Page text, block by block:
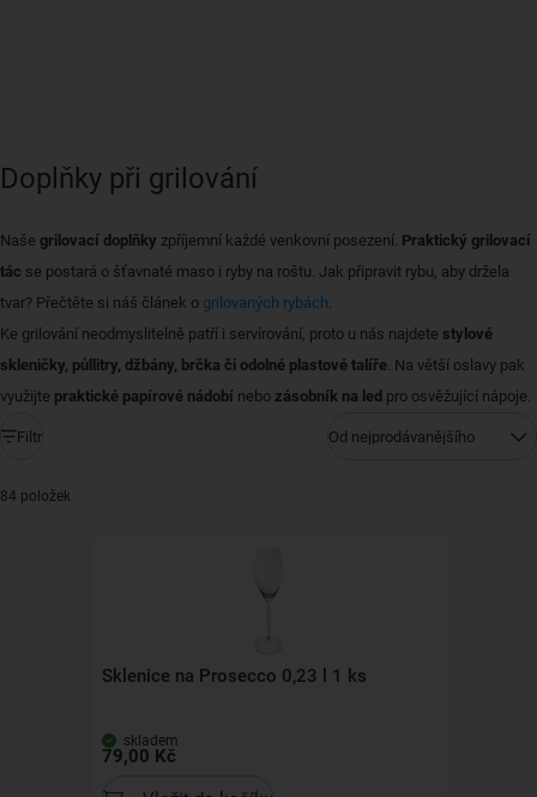
Doplňky při grilování
Naše grilovací doplňky zpříjemní každé venkovní posezení. Praktický grilovací
tác se postará o šťavnaté maso i ryby na roštu. Jak připravit rybu, aby držela
tvar? Přečtěte si náš článek o grilovaných rybách.
Ke grilování neodmyslitelně patří i servírování, proto u nás najdete stylové
skleničky, půllitry, džbány, brčka či odolné plastové talíře. Na větší oslavy pak
využijte praktické papírové nádobí nebo zásobník na led pro osvěžující nápoje.
Filtr Od nejprodávanějšího
84 položek
Sklenice na Prosecco 0,23 l 1 ks
skladem
79,00 Kč